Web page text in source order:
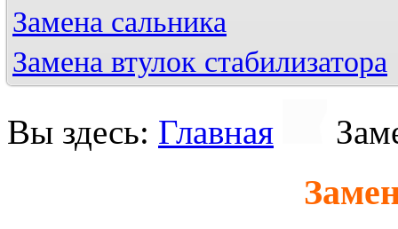
Замена сальника
Замена втулок стабилизатора
Вы здесь: Главная